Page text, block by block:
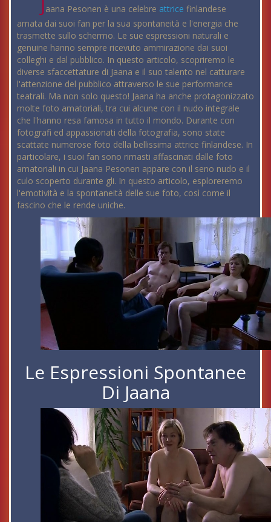
aana Pesonen è una celebre attrice finlandese
amata dai suoi fan per la sua spontaneità e l'energia che
trasmette sullo schermo. Le sue espressioni naturali e
genuine hanno sempre ricevuto ammirazione dai suoi
colleghi e dal pubblico. In questo articolo, scopriremo le
diverse sfaccettature di Jaana e il suo talento nel catturare
l'attenzione del pubblico attraverso le sue performance
teatrali. Ma non solo questo! Jaana ha anche protagonizzato
molte foto amatoriali, tra cui alcune con il nudo integrale
che l'hanno resa famosa in tutto il mondo. Durante con
fotografi ed appassionati della fotografia, sono state
scattate numerose foto della bellissima attrice finlandese. In
particolare, i suoi fan sono rimasti affascinati dalle foto
amatoriali in cui Jaana Pesonen appare con il seno nudo e il
culo scoperto durante gli. In questo articolo, esploreremo
l'emotività e la spontaneità delle sue foto, così come il
fascino che le rende uniche.
Le Espressioni Spontanee
Di Jaana